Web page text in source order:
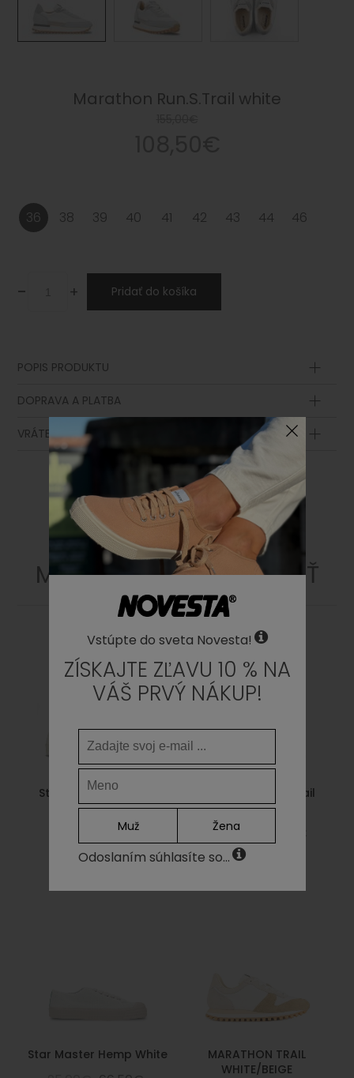
Marathon Run.S.Trail white
36 38 39 40 41 42 43 44 46
- + Pridať do košíka
POPIS PRODUKTU
Podšívka
Podošva
Medzipodošva
Šnurovadlo
DOPRAVA A PLATBA
VRÁTENIE TOVARU
MOHLO BY SA VÁM PÁČIŤ
Star Master 10 White
Marathon Run.S.Trail
beige
155,00€
Star Master Hemp White
MARATHON TRAIL
WHITE/BEIGE
Vstúpte do sveta Novesta!
ZÍSKAJTE ZĽAVU 10 % NA
VÁŠ PRVÝ NÁKUP!
Muž Žena
Odoslaním súhlasíte so...